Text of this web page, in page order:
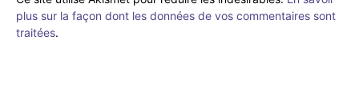
plus sur la façon dont les données de vos commentaires sont
traitées.